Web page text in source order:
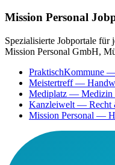
Mission Personal
Spezialisierte Jobportale für
Mission Personal GmbH,
PraktischKommune —
Meistertreff—
Mediplatz — Medizin
Kanzleiwelt — Recht
Mission Personal —